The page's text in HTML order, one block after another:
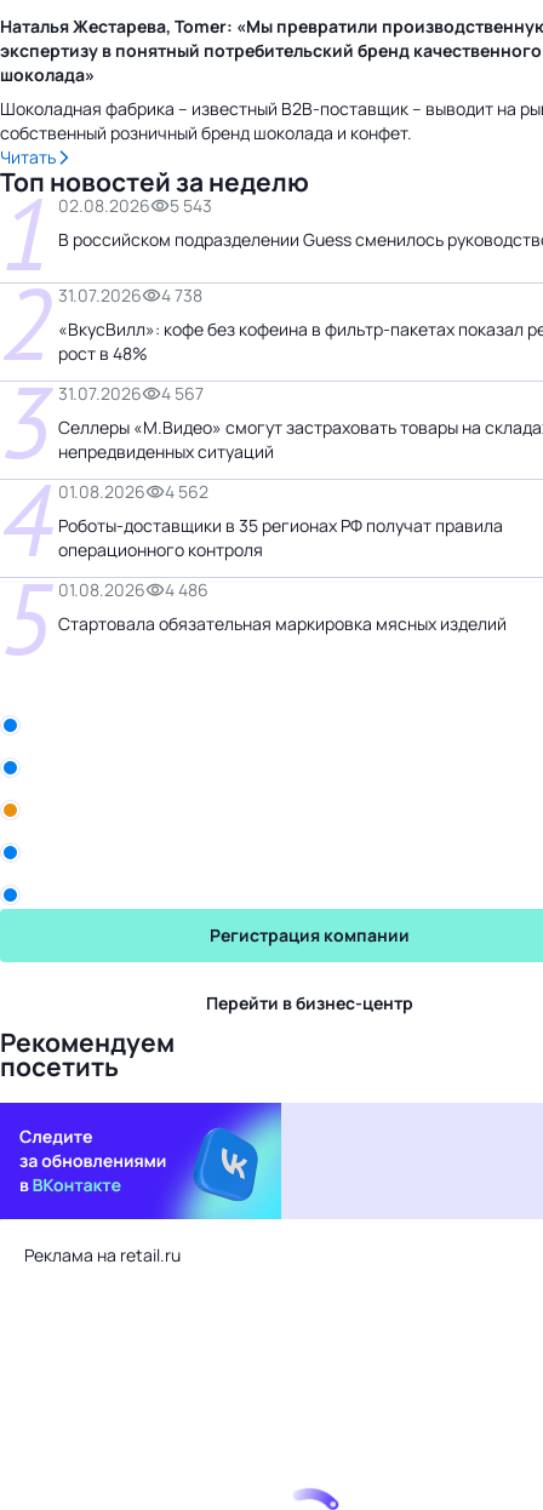
Наталья Жестарева, Tomer: «Мы превратили
экспертизу в понятный потребительский бренд качественного
шоколада»
Шоколадная фабрика – известный B2B-поставщик – выводит на
собственный розничный бренд шоколада и конфет.
Читать
Топ новостей за неделю
1 02.08.2026
5 543
В российском подразделении Guess сменилось
2 31.07.2026
4 738
«ВкусВилл»: кофе без кофеина в фильтр-пакетах показал
рост в 48%
3 31.07.2026
4 567
Селлеры «М.Видео» смогут застраховать товары на
непредвиденных ситуаций
4 01.08.2026
4 562
Роботы-доставщики в 35 регионах РФ получат правила
операционного контроля
5 01.08.2026
4 486
Стартовала обязательная маркировка мясных изделий
Регистрация компании
Перейти в бизнес-центр
Рекомендуем
посетить
Реклама на retail.ru